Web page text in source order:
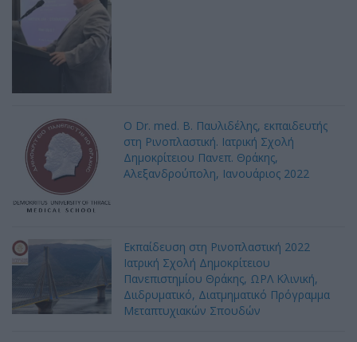
Ο Dr. med. Β. Παυλιδέλης, εκπαιδευτής
στη Ρινοπλαστική. Ιατρική Σχολή
Δημοκρίτειου Πανεπ. Θράκης,
Αλεξανδρούπολη, Ιανουάριος 2022
Εκπαίδευση στη Ρινοπλαστική 2022
Ιατρική Σχολή Δημοκρίτειου
Πανεπιστημίου Θράκης, ΩΡΛ Κλινική,
Διιδρυματικό, Διατμηματικό Πρόγραμμα
Μεταπτυχιακών Σπουδών